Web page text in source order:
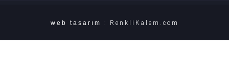
web tasarım RenkliKalem.com